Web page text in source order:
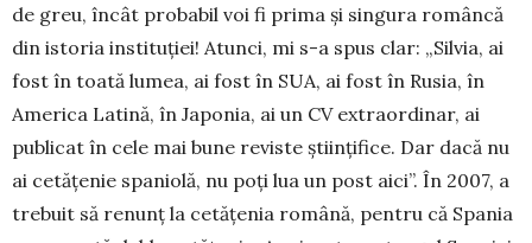
de greu, încât probabil voi fi prima și singura româncă
din istoria instituției! Atunci, mi s-a spus clar: „Silvia, ai
fost în toată lumea, ai fost în SUA, ai fost în Rusia, în
America Latină, în Japonia, ai un CV extraordinar, ai
publicat în cele mai bune reviste științifice. Dar dacă nu
ai cetățenie spaniolă, nu poți lua un post aici”. În 2007, a
trebuit să renunț la cetățenia română, pentru că Spania